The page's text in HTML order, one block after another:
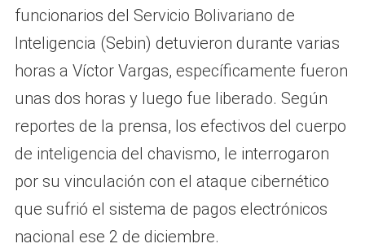
funcionarios del Servicio Bolivariano de
Inteligencia (Sebin) detuvieron durante varias
horas a Víctor Vargas, específicamente fueron
unas dos horas y luego fue liberado. Según
reportes de la prensa, los efectivos del cuerpo
de inteligencia del chavismo, le interrogaron
por su vinculación con el ataque cibernético
que sufrió el sistema de pagos electrónicos
nacional ese 2 de diciembre.